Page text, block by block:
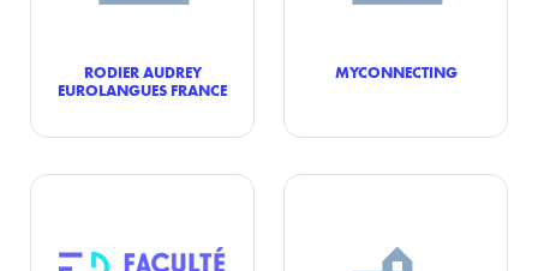
RODIER AUDREY
EUROLANGUES FRANCE
MYCONNECTING